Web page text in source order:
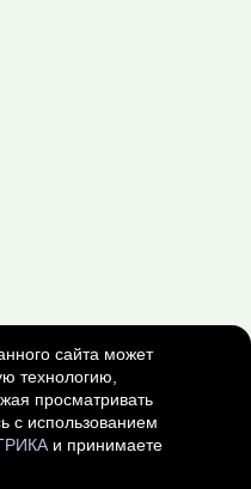
сайта может
технологию,
просматривать
с использованием
и принимаете